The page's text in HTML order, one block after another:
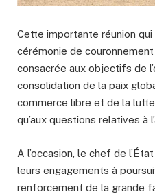
Cette importante réunion
cérémonie de
consacrée aux objectifs de
consolidation de la paix
commerce libre et de la
qu’aux questions relatives à
A l’occasion, le chef de
leurs engagements à
renforcement de la grande